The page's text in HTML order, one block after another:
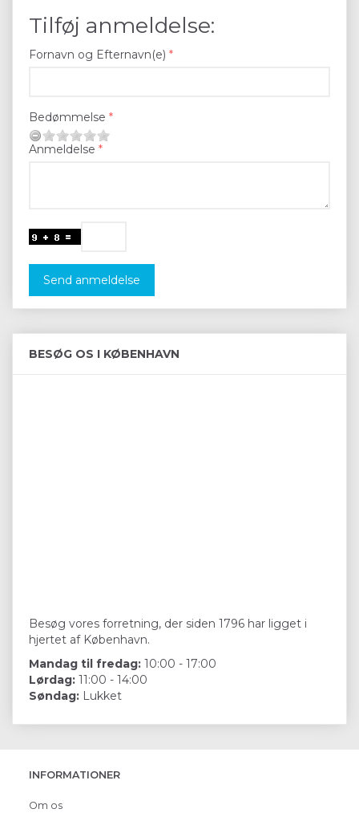
Tilføj anmeldelse:
Fornavn og Efternavn(e)
Bedømmelse
Anmeldelse
Send anmeldelse
BESØG OS I KØBENHAVN
Besøg vores forretning, der siden 1796 har ligget i
hjertet af København.
Mandag til fredag: 10:00 - 17:00
Lørdag: 11:00 - 14:00
Søndag: Lukket
INFORMATIONER
Om os